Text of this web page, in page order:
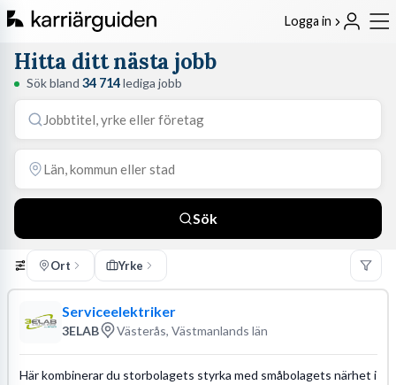
Logga in
Hitta ditt nästa jobb
Sök bland 34 714lediga jobb
Sök
Ort Yrke
Serviceelektriker
3ELAB Västerås, Västmanlands län
Här kombinerar du storbolagets styrka med småbolagets närhet i